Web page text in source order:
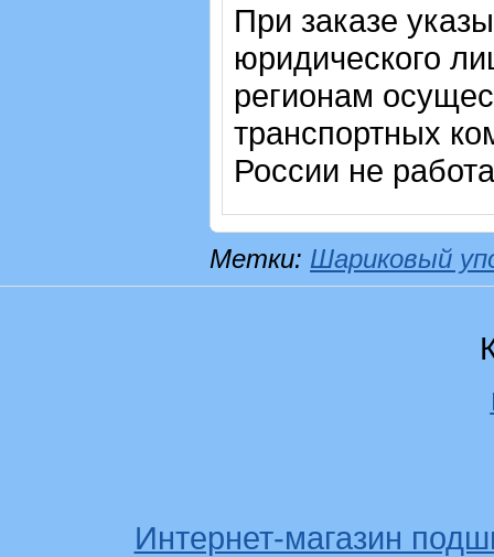
При заказе
юридического
регионам
транспортных
России не
Метки: Шариковый
Интернет-магазин